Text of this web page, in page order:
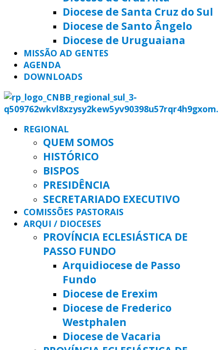
Diocese de Santa Cruz do Sul
Diocese de Santo Ângelo
Diocese de Uruguaiana
MISSÃO AD GENTES
AGENDA
DOWNLOADS
REGIONAL
QUEM SOMOS
HISTÓRICO
BISPOS
PRESIDÊNCIA
SECRETARIADO EXECUTIVO
COMISSÕES PASTORAIS
ARQUI / DIOCESES
PROVÍNCIA ECLESIÁSTICA DE
PASSO FUNDO
Arquidiocese de Passo
Fundo
Diocese de Erexim
Diocese de Frederico
Westphalen
Diocese de Vacaria